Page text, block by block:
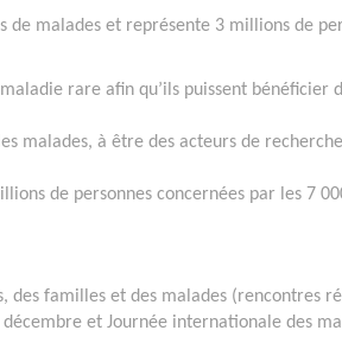
de malades et représente 3 millions de
rare afin qu’ils puissent bénéficier
malades, à être des acteurs de
de personnes concernées par les 7
des familles et des malades (rencontres
et Journée internationale des